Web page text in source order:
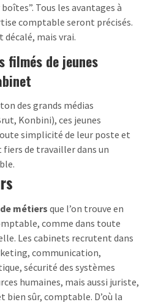
Tous les avantages à
comptable seront précisés.
mais vrai.
filmés de jeunes
des grands médias
Konbini), ces jeunes
simplicité de leur poste et
de travailler dans un
métiers que l’on trouve en
comme dans toute
Les cabinets recrutent dans
communication,
sécurité des systèmes
humaines, mais aussi juriste,
bien sûr, comptable. D’où la